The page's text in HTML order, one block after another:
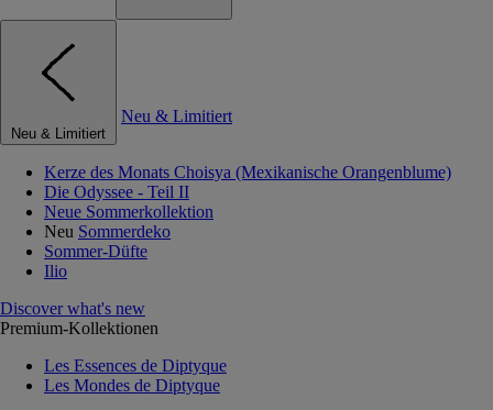
Neu & Limitiert
Neu & Limitiert
Kerze des Monats Choisya (Mexikanische Orangenblume)
Die Odyssee - Teil II
Neue Sommerkollektion
Neu Sommerdeko
Sommer-Düfte
Ilio
Discover what's new
Premium-Kollektionen
Les Essences de Diptyque
Les Mondes de Diptyque